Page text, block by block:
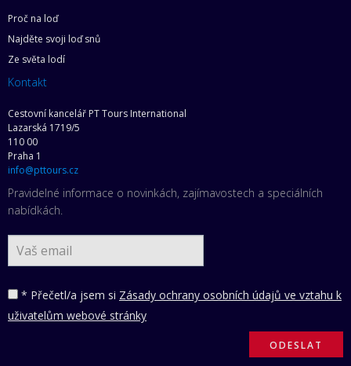
Proč na loď
Najděte svoji loď snů
Ze světa lodí
Kontakt
Cestovní kancelář PT Tours International
Lazarská 1719/5
110 00
Praha 1
info@pttours.cz
Pravidelné informace o novinkách, zajímavostech a speciálních
nabídkách.
* Přečetl/a jsem si Zásady ochrany osobních údajů ve vztahu k
uživatelům webové stránky